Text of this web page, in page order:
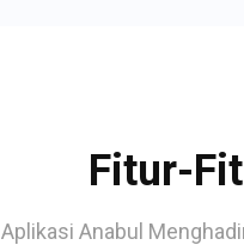
Fitur-
Aplikasi Anabul